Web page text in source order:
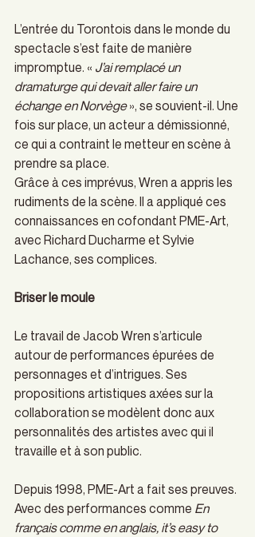
L’entrée du Torontois dans le monde du
spectacle s’est faite de manière
impromptue. « J’ai remplacé un
dramaturge qui devait aller faire un
échange en Norvège », se souvient-il. Une
fois sur place, un acteur a démissionné,
ce qui a contraint le metteur en scène à
prendre sa place.
Grâce à ces imprévus, Wren a appris les
rudiments de la scène. Il a appliqué ces
connaissances en cofondant PME-Art,
avec Richard Ducharme et Sylvie
Lachance, ses complices.
Briser le moule
Le travail de Jacob Wren s’articule
autour de performances épurées de
personnages et d’intrigues. Ses
propositions artistiques axées sur la
collaboration se modèlent donc aux
personnalités des artistes avec qui il
travaille et à son public.
Depuis 1998, PME-Art a fait ses preuves.
Avec des performances comme En
français comme en anglais, it’s easy to